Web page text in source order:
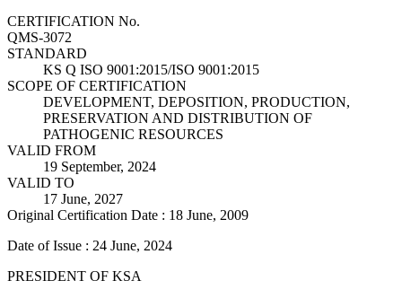
CERTIFICATION No.
QMS-3072
STANDARD
KS Q ISO 9001:2015/ISO 9001:2015
SCOPE OF CERTIFICATION
DEVELOPMENT, DEPOSITION, PRODUCTION,
PRESERVATION AND DISTRIBUTION OF
PATHOGENIC RESOURCES
VALID FROM
19 September, 2024
VALID TO
17 June, 2027
Original Certification Date : 18 June, 2009
Date of Issue : 24 June, 2024
PRESIDENT OF KSA